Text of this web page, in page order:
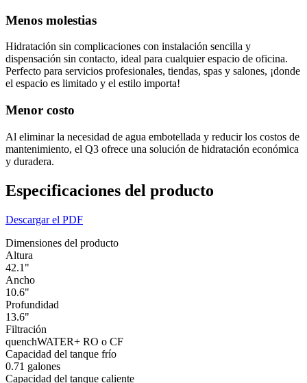
Menos molestias
Hidratación sin complicaciones con instalación sencilla y
dispensación sin contacto, ideal para cualquier espacio de oficina.
Perfecto para servicios profesionales, tiendas, spas y salones, ¡donde
el espacio es limitado y el estilo importa!
Menor costo
Al eliminar la necesidad de agua embotellada y reducir los costos de
mantenimiento, el Q3 ofrece una solución de hidratación económica
y duradera.
Especificaciones del producto
Descargar el PDF
Dimensiones del producto
Altura
42.1"
Ancho
10.6"
Profundidad
13.6"
Filtración
quenchWATER+ RO o CF
Capacidad del tanque frío
0.71 galones
Capacidad del tanque caliente